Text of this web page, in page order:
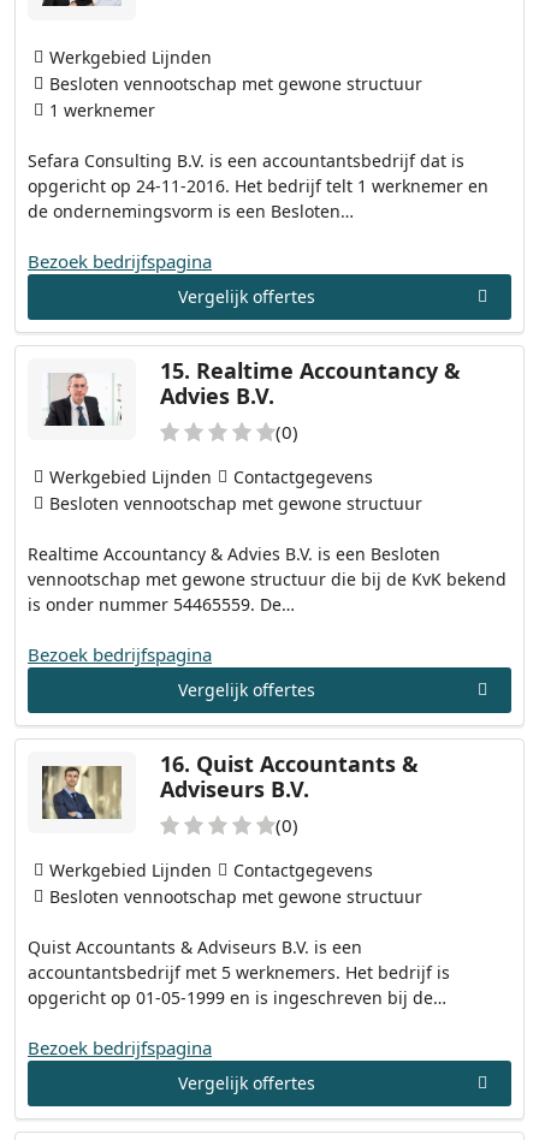
Sefara Consulting B.V. is een accountantsbedrijf dat is
opgericht op 24-11-2016. Het bedrijf telt 1 werknemer en
de ondernemingsvorm is een Besloten…
Werkgebied Lijnden
Besloten vennootschap met gewone structuur
1 werknemer
Bezoek bedrijfspagina
Vergelijk offertes
15. Realtime Accountancy &
Advies B.V.
(0)
Realtime Accountancy & Advies B.V. is een Besloten
vennootschap met gewone structuur die bij de KvK bekend
is onder nummer 54465559. De…
Werkgebied Lijnden
Contactgegevens
Besloten vennootschap met gewone structuur
Bezoek bedrijfspagina
Vergelijk offertes
16. Quist Accountants &
Adviseurs B.V.
(0)
Quist Accountants & Adviseurs B.V. is een
accountantsbedrijf met 5 werknemers. Het bedrijf is
opgericht op 01-05-1999 en is ingeschreven bij de…
Werkgebied Lijnden
Contactgegevens
Besloten vennootschap met gewone structuur
Bezoek bedrijfspagina
Vergelijk offertes